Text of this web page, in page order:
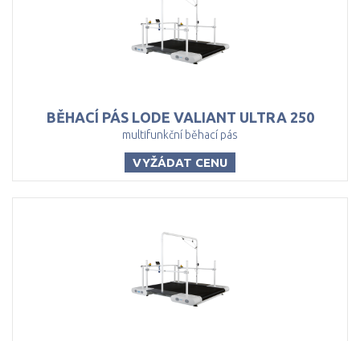
BĚHACÍ PÁS LODE VALIANT ULTRA 250
multifunkční běhací pás
VYŽÁDAT CENU